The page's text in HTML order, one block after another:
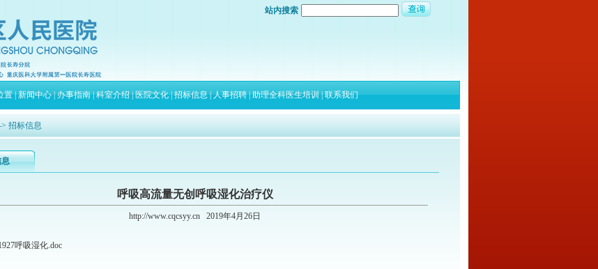
站内搜索
置|新闻中心|办事指南|科室介绍|医院文化|招标信息|人事招聘|助理全科医生培训|联系我们
> 招标信息
呼吸高流量无创呼吸湿化治疗仪
http://www.cqcsyy.cn 2019年4月26日
呼吸湿化.doc